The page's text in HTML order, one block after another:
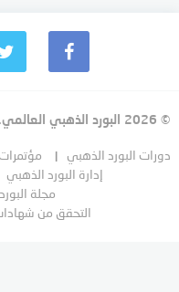
© 2026 البورد الذهبي العالمي. من تطوير
دورات البورد الذهبي
إدارة البورد الذهبي
مجلة
التحقق من